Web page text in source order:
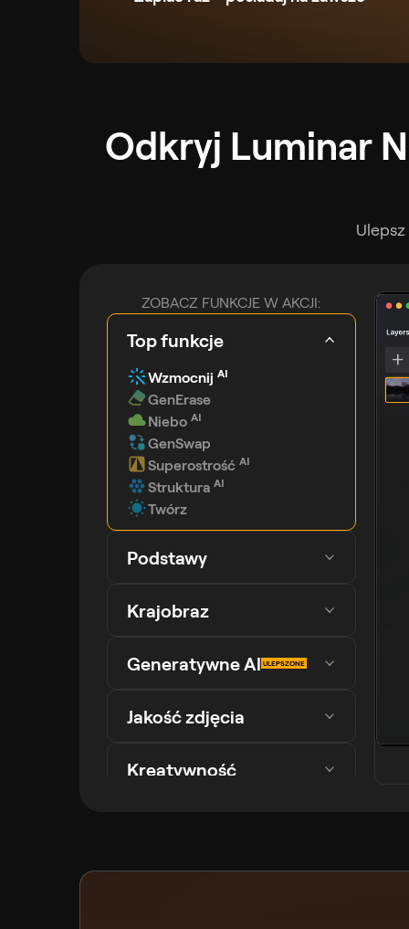
Odkryj Luminar
ZOBACZ FUNKCJE W AKCJI:
Top funkcje
Wzmocnij AI
GenErase
Niebo AI
GenSwap
Superostrość AI
Struktura AI
Twórz
Podstawy
Krajobraz
Generatywne Al ULEPSZONE
Jakość zdjęcia
Kreatywność
Łączenie zdjęć